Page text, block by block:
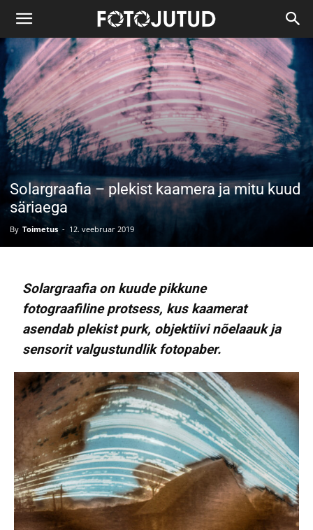
Solargraafia – plekist kaamera ja mitu kuud
säriaega
By Toimetus - 12. veebruar 2019
Solargraafia on kuude pikkune
fotograafiline protsess, kus kaamerat
asendab plekist purk, objektiivi nõelaauk ja
sensorit valgustundlik fotopaber.